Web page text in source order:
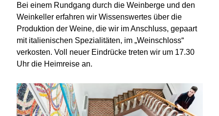
Bei einem Rundgang durch die Weinberge und den
Weinkeller erfahren wir Wissenswertes über die
Produktion der Weine, die wir im Anschluss, gepaart
mit italienischen Spezialitäten, im „Weinschloss“
verkosten. Voll neuer Eindrücke treten wir um 17.30
Uhr die Heimreise an.